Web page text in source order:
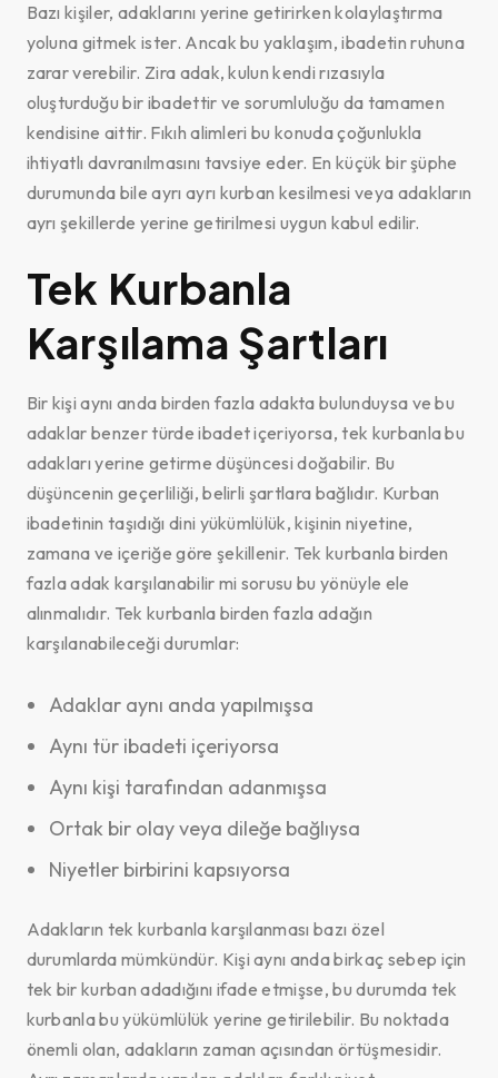
Bazı kişiler, adaklarını yerine getirirken kolaylaştırma
yoluna gitmek ister. Ancak bu yaklaşım, ibadetin ruhuna
zarar verebilir. Zira adak, kulun kendi rızasıyla
oluşturduğu bir ibadettir ve sorumluluğu da tamamen
kendisine aittir. Fıkıh alimleri bu konuda çoğunlukla
ihtiyatlı davranılmasını tavsiye eder. En küçük bir şüphe
durumunda bile ayrı ayrı kurban kesilmesi veya adakların
ayrı şekillerde yerine getirilmesi uygun kabul edilir.
Tek Kurbanla
Karşılama Şartları
Bir kişi aynı anda birden fazla adakta bulunduysa ve bu
adaklar benzer türde ibadet içeriyorsa, tek kurbanla bu
adakları yerine getirme düşüncesi doğabilir. Bu
düşüncenin geçerliliği, belirli şartlara bağlıdır. Kurban
ibadetinin taşıdığı dini yükümlülük, kişinin niyetine,
zamana ve içeriğe göre şekillenir. Tek kurbanla birden
fazla adak karşılanabilir mi sorusu bu yönüyle ele
alınmalıdır. Tek kurbanla birden fazla adağın
karşılanabileceği durumlar:
Adaklar aynı anda yapılmışsa
Aynı tür ibadeti içeriyorsa
Aynı kişi tarafından adanmışsa
Ortak bir olay veya dileğe bağlıysa
Niyetler birbirini kapsıyorsa
Adakların tek kurbanla karşılanması bazı özel
durumlarda mümkündür. Kişi aynı anda birkaç sebep için
tek bir kurban adadığını ifade etmişse, bu durumda tek
kurbanla bu yükümlülük yerine getirilebilir. Bu noktada
önemli olan, adakların zaman açısından örtüşmesidir.